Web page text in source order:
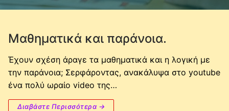
Μαθηματικά και παράνοια.
Έχουν σχέση άραγε τα μαθηματικά και η λογική με
την παράνοια; Σερφάροντας, ανακάλυψα στο youtube
ένα πολύ ωραίο video της…
Διαβάστε Περισσότερα →